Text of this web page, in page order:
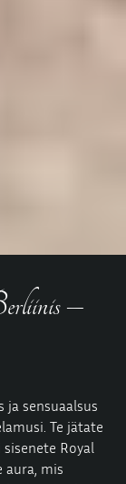
–
sensuaalsus
Te jätate
Royal
aura, mis